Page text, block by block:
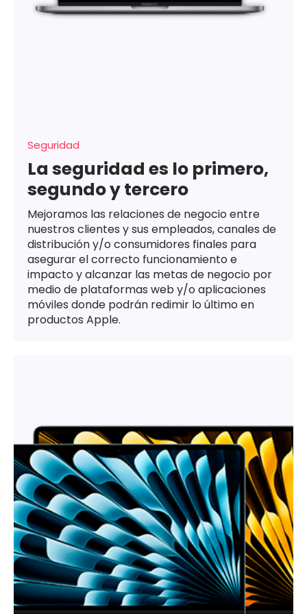
Seguridad
La seguridad es lo primero,
segundo y tercero
Mejoramos las relaciones de negocio entre
nuestros clientes y sus empleados, canales de
distribución y/o consumidores finales para
asegurar el correcto funcionamiento e
impacto y alcanzar las metas de negocio por
medio de plataformas web y/o aplicaciones
móviles donde podrán redimir lo último en
productos Apple.